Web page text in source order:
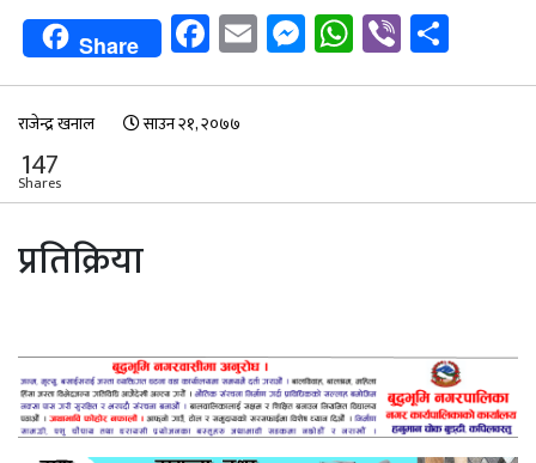
Share Facebook
EmailMessenger
WhatsApp
Viber
राजेन्द्र खनाल साउन २१, २०७७
147
Shares
प्रतिक्रिया